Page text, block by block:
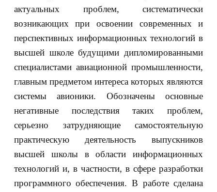
актуальных проблем, систематически
возникающих при освоении современных и
перспективных информационных технологий в
высшей школе будущими дипломированными
специалистами авиационной промышленности,
главным предметом интереса которых являются
системы авионики. Обозначены основные
негативные последствия таких проблем,
серьезно затрудняющие самостоятельную
практическую деятельность выпускников
высшей школы в области информационных
технологий и, в частности, в сфере разработки
программного обеспечения. В работе сделана